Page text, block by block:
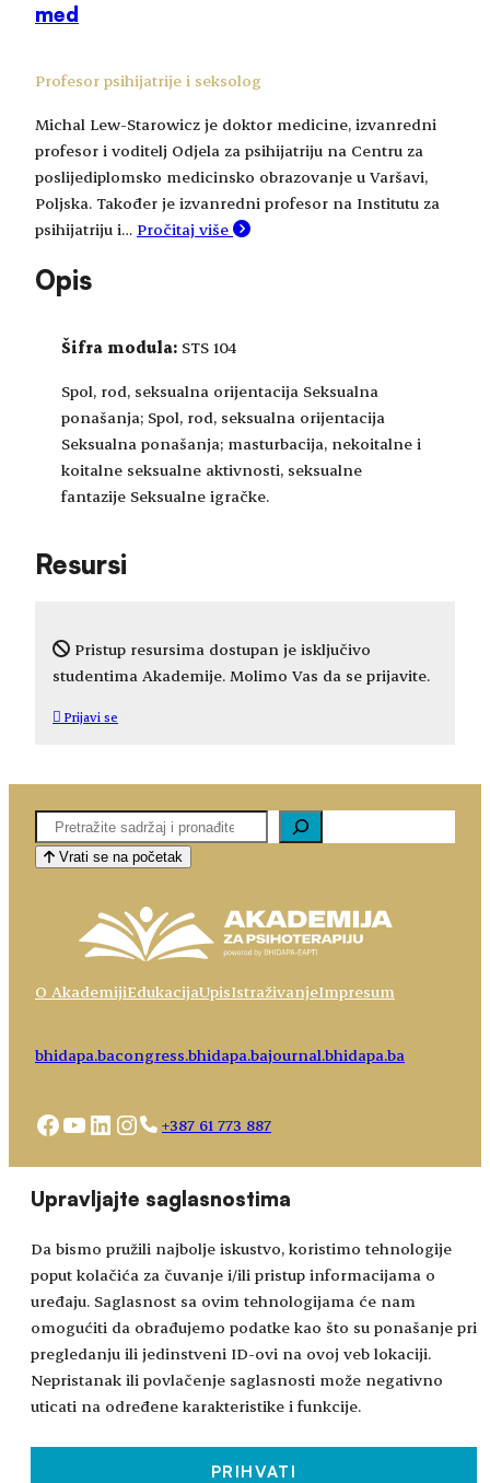
Upravljajte saglasnostima
Da bismo pružili najbolje iskustvo, koristimo tehnologije
poput kolačića za čuvanje i/ili pristup informacijama o
uređaju. Saglasnost sa ovim tehnologijama će nam
omogućiti da obrađujemo podatke kao što su ponašanje pri
pregledanju ili jedinstveni ID-ovi na ovoj veb lokaciji.
Nepristanak ili povlačenje saglasnosti može negativno
uticati na određene karakteristike i funkcije.
PRIHVATI
med
Profesor psihijatrije i seksolog
Michal Lew-Starowicz je doktor medicine, izvanredni
profesor i voditelj Odjela za psihijatriju na Centru za
poslijediplomsko medicinsko obrazovanje u Varšavi,
Poljska. Također je izvanredni profesor na Institutu za
psihijatriju i… Pročitaj više
Opis
Šifra modula: STS 104
Spol, rod, seksualna orijentacija Seksualna
ponašanja; Spol, rod, seksualna orijentacija
Seksualna ponašanja; masturbacija, nekoitalne i
koitalne seksualne aktivnosti, seksualne
fantazije Seksualne igračke.
Resursi
Pristup resursima dostupan je isključivo
studentima Akademije. Molimo Vas da se prijavite.
Prijavi se
Pretaga
Vrati se na početak
O AkademijiEdukacijaUpisIstraživanjeImpresum
bhidapa.bacongress.bhidapa.bajournal.bhidapa.ba
Facebook
YouTube
LinkedIn
Instagram
+387 61 773 887
academy@bhidapa.ba
Choose
language